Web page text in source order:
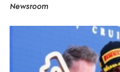
Newsroom